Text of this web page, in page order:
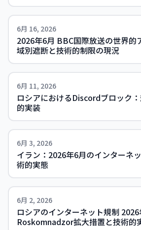
6月 16, 2026
2026年6月 BBC国際放送の世界的
域別遮断と技術的制限の現況
6月 11, 2026
ロシアにおけるDiscordブロック
的実装
6月 3, 2026
イラン：2026年6月のインターネ
術的実態
6月 2, 2026
ロシアのインターネット規制 2026
Roskomnadzor拡大措置と技術的